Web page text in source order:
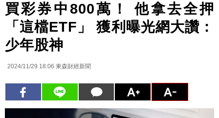
買彩券中800萬！ 他拿去全押
「這檔ETF」 獲利曝光網大讚：
少年股神
2024/11/29 18:06 東森財經新聞